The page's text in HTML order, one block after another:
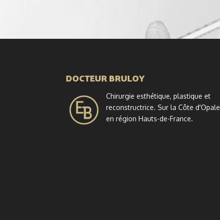
DOCTEUR BRULOY
Chirurgie esthétique, plastique et
reconstructrice. Sur la Côte d'Opale
en région Hauts-de-France.